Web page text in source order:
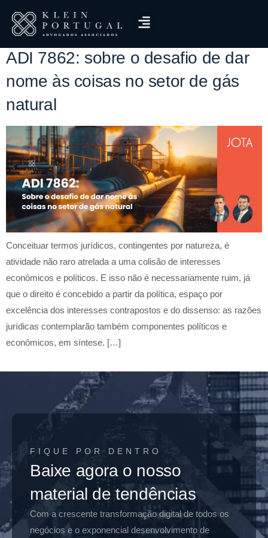
Tag:lei 14.134/2021
ADI 7862: sobre o desafio de dar
nome às coisas no setor de gás
natural
Conceituar termos jurídicos, contingentes por natureza, é
atividade não raro atrelada a uma colisão de interesses
econômicos e políticos. E isso não é necessariamente ruim, já
que o direito é concebido a partir da política, espaço por
excelência dos interesses contrapostos e do dissenso: as razões
jurídicas contemplarão também componentes políticos e
econômicos, em síntese. […]
FIQUE POR DENTRO
Baixe agora o nosso
material de tendências
Com a crescente transformação digital de todos os
negócios e o exponencial desenvolvimento de